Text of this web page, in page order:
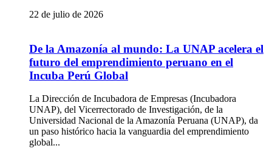
22 de julio de 2026
De la Amazonía al mundo: La UNAP acelera el
futuro del emprendimiento peruano en el
Incuba Perú Global
La Dirección de Incubadora de Empresas (Incubadora
UNAP), del Vicerrectorado de Investigación, de la
Universidad Nacional de la Amazonía Peruana (UNAP), da
un paso histórico hacia la vanguardia del emprendimiento
global...